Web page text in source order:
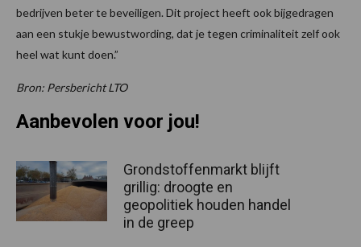
bedrijven beter te beveiligen. Dit project heeft ook bijgedragen
aan een stukje bewustwording, dat je tegen criminaliteit zelf ook
heel wat kunt doen.”
Bron: Persbericht LTO
Aanbevolen voor jou!
Grondstoffenmarkt blijft
grillig: droogte en
geopolitiek houden handel
in de greep